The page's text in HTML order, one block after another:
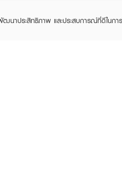
พัฒนาประสิทธิภาพ และประสบการณ์ที่ดีในก